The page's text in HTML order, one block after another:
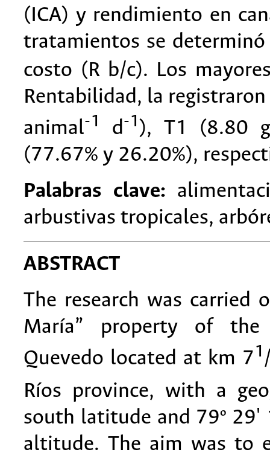
(ICA) y rendimiento en
tratamientos se
costo (R b/c). Los
Rentabilidad, la
animal-1 d-1), T1 (8.80
(77.67% y 26.20%),
Palabras clave:
arbustivas tropicales,
ABSTRACT
The research was carried
María” property of the
Quevedo located at km 71
Ríos province, with a
south latitude and 79º
altitude. The aim was to